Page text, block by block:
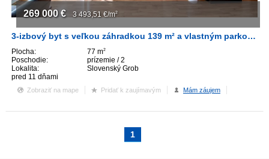
3-izbový byt s veľkou záhradkou 139 m² a vlastným parkovacím miestom
Plocha: 77 m2
Poschodie:
prízemie / 2
Lokalita:
Slovenský Grob
pred 11 dňami
269 000 € 3 493,51 €/m2
Zobraziť na mape Pridať k zaujímavým Mám záujem
1